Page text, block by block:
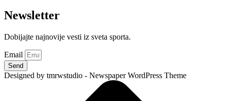
Newsletter
Dobijajte najnovije vesti iz sveta sporta.
Email
Send
Designed by tmrwstudio - Newspaper WordPress Theme